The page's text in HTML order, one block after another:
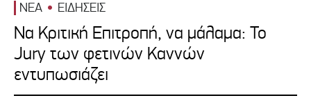
ΝΕΑ ΕΙΔΗΣΕΙΣ
Να Κριτική Επιτροπή, να μάλαμα: Το
Jury των φετινών Καννών
εντυπωσιάζει